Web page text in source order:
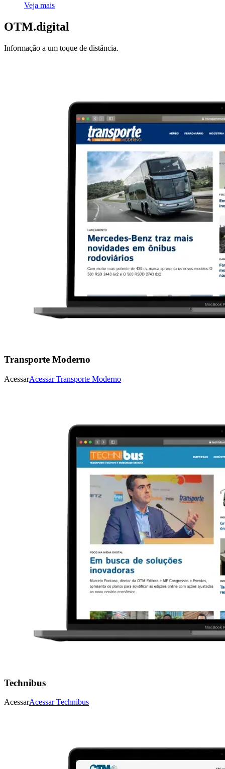
Veja mais
OTM.digital
Informação a um toque de distância.
Transporte Moderno
AcessarAcessarTransporte Moderno
Technibus
AcessarAcessarTechnibus